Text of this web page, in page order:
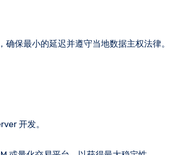
保最小的延迟并遵守当地数据主权法律。
开发。